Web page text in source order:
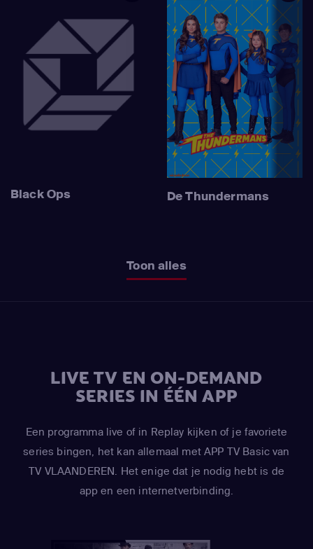
Black Ops De Thundermans
Toon alles
LIVE TV EN ON-DEMAND
SERIES IN ÉÉN APP
Een programma live of in Replay kijken of je favoriete
series bingen, het kan allemaal met APP TV Basic van
TV VLAANDEREN. Het enige dat je nodig hebt is de
app en een internetverbinding.